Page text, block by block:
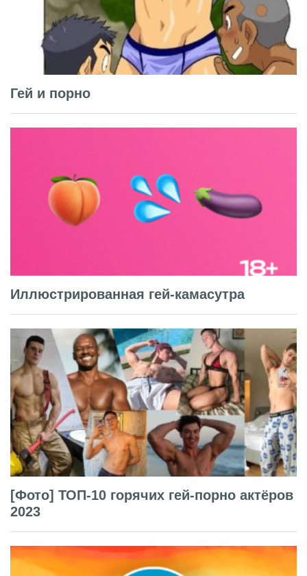
Гей и порно
Иллюстрированная гей-камасутра
[Фото] ТОП-10 горячих гей-порно актёров
2023